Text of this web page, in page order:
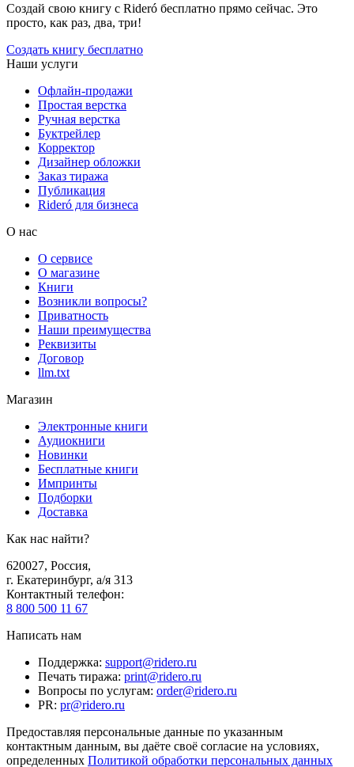
Создай свою книгу с Rideró бесплатно прямо сейчас. Это
просто, как раз, два, три!
Создать книгу бесплатно
Наши услуги
Офлайн-продажи
Простая верстка
Ручная верстка
Буктрейлер
Корректор
Дизайнер обложки
Заказ тиража
Публикация
Rideró для бизнеса
О нас
О сервисе
О магазине
Книги
Возникли вопросы?
Приватность
Наши преимущества
Реквизиты
Договор
llm.txt
Магазин
Электронные книги
Аудиокниги
Новинки
Бесплатные книги
Импринты
Подборки
Доставка
Как нас найти?
620027, Россия,
г. Екатеринбург, а/я 313
Контактный телефон:
8 800 500 11 67
Написать нам
Поддержка: support@ridero.ru
Печать тиража: print@ridero.ru
Вопросы по услугам: order@ridero.ru
PR: pr@ridero.ru
Предоставляя персональные данные по указанным
контактным данным, вы даёте своё согласие на условиях,
определенных Политикой обработки персональных данных